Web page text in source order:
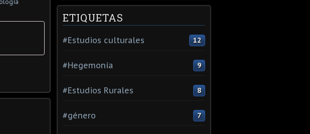
ETIQUETAS
#Estudios culturales 12
#Hegemonía 9
#Estudios Rurales 8
#género 7